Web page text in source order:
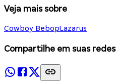
Veja mais sobre
Cowboy BebopLazarus
Compartilhe em suas redes